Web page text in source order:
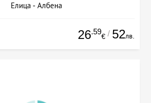
Елица - Албена
26.59
€ / 52лв.